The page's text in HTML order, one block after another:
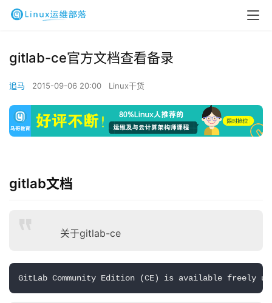
gitlab-ce官方文档查看备录
追马 2015-09-06 20:00 Linux干货
gitlab文档
关于gitlab-ce
GitLab Community Edition (CE) is available freely